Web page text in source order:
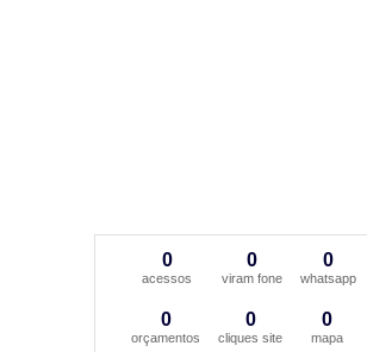
0
acessos
0
viram fone
0
whatsapp
0
orçamentos
0
cliques site
0
mapa